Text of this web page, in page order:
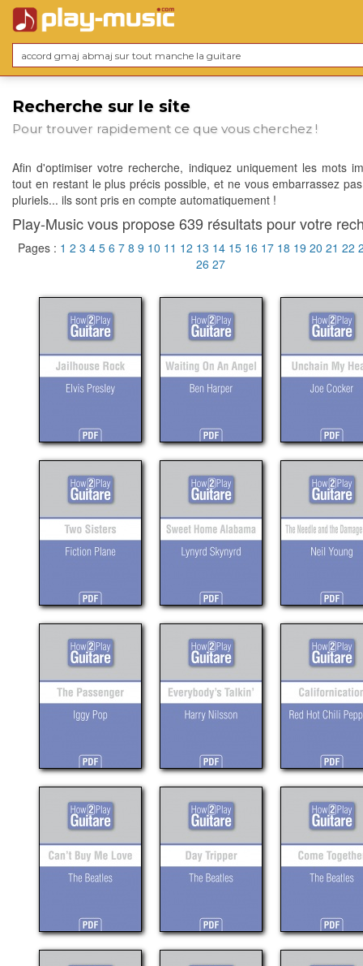
Recherche sur le site
Pour trouver rapidement ce que vous cherchez !
Afin d'optimiser votre recherche, indiquez uniquement les mots
tout en restant le plus précis possible, et ne vous embarrassez
pluriels... ils sont pris en compte automatiquement !
Play-Music vous propose 639 résultats pour votre
Pages : 1 2 3 4 5 6 7 8 9 10 11 12 13 14 15 16 17 18 19 20 21 22
26 27